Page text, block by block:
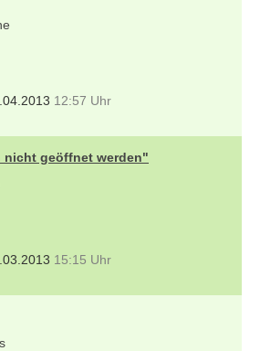
12:57 Uhr
nicht geöffnet werden"
15:15 Uhr